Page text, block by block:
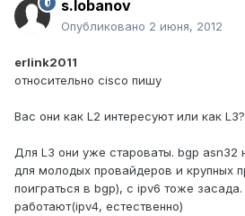
s.lobanov
Опубликовано 2 июня, 2012
erlink2011
относительно cisco пишу
Вас они как L2 интересуют или как L3?
Для L3 они уже староваты. bgp asn32
для молодых провайдеров и крупных
поиграться в bgp), с ipv6 тоже
работают(ipv4, естественно)